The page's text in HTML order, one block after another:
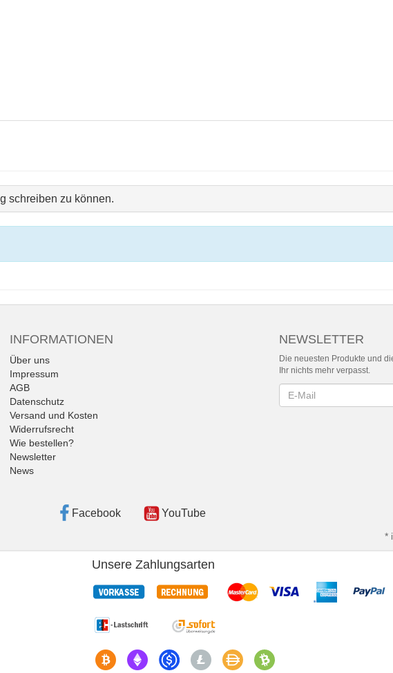
schreiben zu können.
INFORMATIONEN
Über uns
Impressum
AGB
Datenschutz
Versand und Kosten
Widerrufsrecht
Wie bestellen?
Newsletter
News
NEWSLETTER
Die neuesten Produkte und
Ihr nichts mehr verpasst.
Newsletter
Facebook YouTube
*
Unsere Zahlungsarten